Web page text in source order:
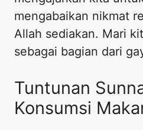
mengabaikan nikmat
Allah sediakan. Mari
sebagai bagian dari
Tuntunan
Konsumsi